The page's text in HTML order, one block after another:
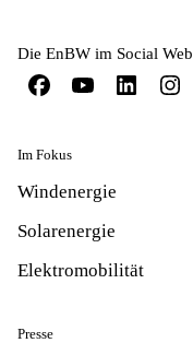
Die EnBW im Social Web
Im Fokus
Windenergie
Solarenergie
Elektromobilität
Presse